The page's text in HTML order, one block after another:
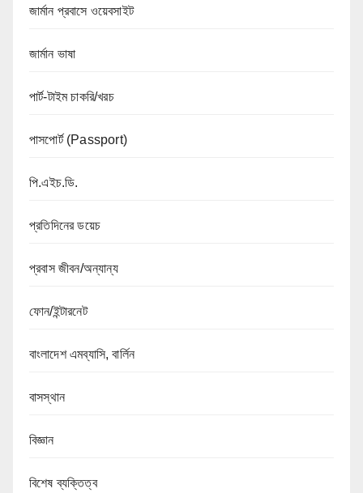
জার্মান প্রবাসে ওয়েবসাইট
জার্মান ভাষা
পার্ট-টাইম চাকরি/খরচ
পাসপোর্ট (Passport)
পি.এইচ.ডি.
প্রতিদিনের ডয়েচ
প্রবাস জীবন/অন্যান্য
ফোন/ইন্টারনেট
বাংলাদেশ এমব্যাসি, বার্লিন
বাসস্থান
বিজ্ঞান
বিশেষ ব্যক্তিত্ব